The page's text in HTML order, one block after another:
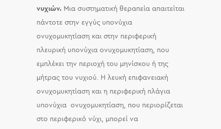
νυχιών. Μια συστηματική θεραπεία απαιτείται
πάντοτε στην εγγύς υπονύχια
ονυχομυκητίαση και στην περιφερική
πλευρική υπονύχια ονυχομυκητίαση, που
εμπλέκει την περιοχή του μηνίσκου ή της
μήτρας του νυχιού. Η λευκή επιφανειακή
ονυχομυκητίαση και η περιφερική πλάγια
υπονύχια ονυχομυκητίαση, που περιορίζεται
στο περιφερικό νύχι, μπορεί να